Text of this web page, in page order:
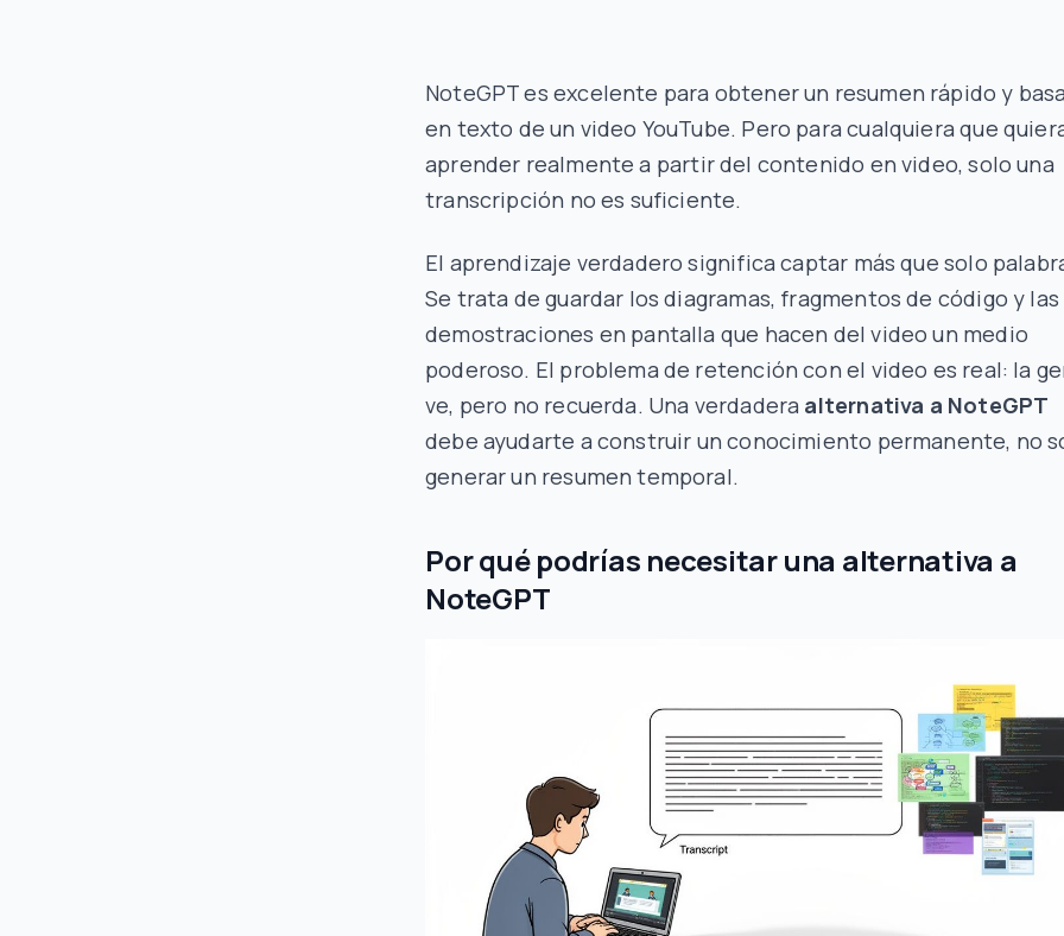
NoteGPT es excelente para obtener un resumen rápido y
en texto de un video YouTube. Pero para cualquiera que
aprender realmente a partir del contenido en video, solo una
transcripción no es suficiente.
El aprendizaje verdadero significa captar más que solo
Se trata de guardar los diagramas, fragmentos de código y las
demostraciones en pantalla que hacen del video un medio
poderoso. El problema de retención con el video es real: la
ve, pero no recuerda. Una verdadera alternativa a NoteGPT
debe ayudarte a construir un conocimiento permanente, no
generar un resumen temporal.
Por qué podrías necesitar una alternativa a
NoteGPT